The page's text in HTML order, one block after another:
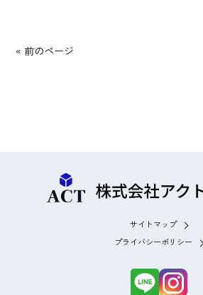
« 前のページ
サイトマップ
プライバシーポリシー